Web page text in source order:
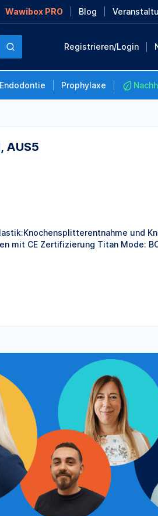
Wawibox PRO Blog
Registrieren/Login
Endodontie Prophylaxe
AUS5
und
mit CE Zertifizierung Titan Mode: